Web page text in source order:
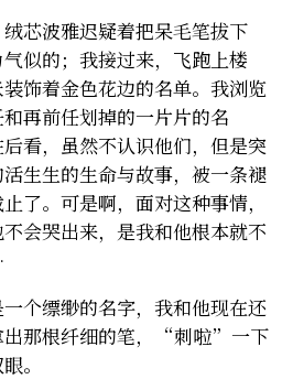
芯波雅迟疑着把呆毛笔拔下
似的；我接过来，飞跑上楼
饰着金色花边的名单。我浏览
再前任划掉的一片片的名
看，虽然不认识他们，但是突
生生的生命与故事，被一条褪
了。可是啊，面对这种事情，
会哭出来，是我和他根本就不
个缥缈的名字，我和他现在还
出那根纤细的笔，“刺啦”一下
。